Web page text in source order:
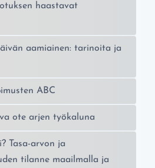
haastavat
aamiainen: tarinoita ja
ABC
ote arjen työkaluna
Tasa-arvon ja
tilanne maailmalla ja